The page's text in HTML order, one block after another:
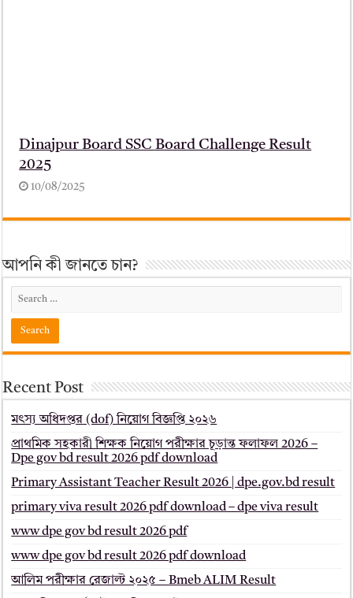
Dinajpur Board SSC Board Challenge Result
2025
10/08/2025
আপনি কী জানতে চান?
Recent Post
মৎস্য অধিদপ্তর (dof) নিয়োগ বিজ্ঞপ্তি ২০২৬
প্রাথমিক সহকারী শিক্ষক নিয়োগ পরীক্ষার চূড়ান্ত ফলাফল 2026 –
Dpe gov bd result 2026 pdf download
Primary Assistant Teacher Result 2026 | dpe.gov.bd result
primary viva result 2026 pdf download – dpe viva result
www dpe gov bd result 2026 pdf
www dpe gov bd result 2026 pdf download
আলিম পরীক্ষার রেজাল্ট ২০২৫ – Bmeb ALIM Result